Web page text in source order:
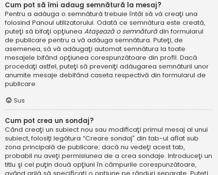
Cum pot să îmi adaug semnătură la mesaj?
Pentru a adăuga o semnătură trebuie întâi să vă creaţi una
folosind Panoul utilizatorului. Odată ce semnătura este creată,
puteţi să bifaţi opţiunea Ataşează o semnăturădin formularul
de publicare pentru a vă adăuga semnătura. Puteţi, de
asemenea, să vă adăugaţi automat semnătura la toate
mesajele bifând opţiunea corespunzătoare din profil. Dacă
procedaţi astfel, puteţi să preveniţi adăugarea semnăturii unor
anumite mesaje debifând caseta respectivă din formularul de
publicare.
Sus
Cum pot crea un sondaj?
Când creaţi un subiect nou sau modificaţi primul mesaj al unui
subiect, folosiți legătura “Creare sondaj” din tab-ul aflat sub
zona principală de publicare; dacă nu vedeţi acest tab,
probabil nu aveţi permisiunea de a crea sondaje. Introduceţi un
titlu şi cel puţin două opţiuni în câmpurile corespunzătoare,